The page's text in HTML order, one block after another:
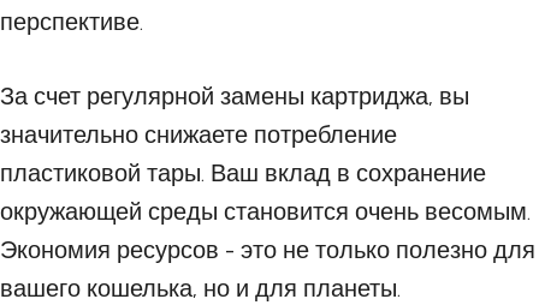
перспективе.
За счет регулярной замены картриджа, вы
значительно снижаете потребление
пластиковой тары. Ваш вклад в сохранение
окружающей среды становится очень весомым.
Экономия ресурсов - это не только полезно для
вашего кошелька, но и для планеты.